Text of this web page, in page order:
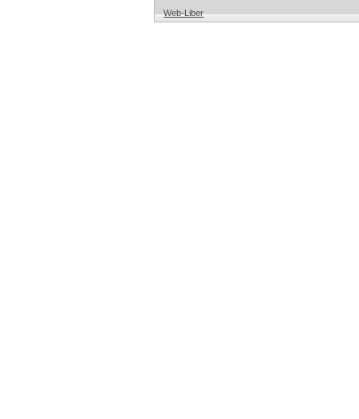
Web-Liber